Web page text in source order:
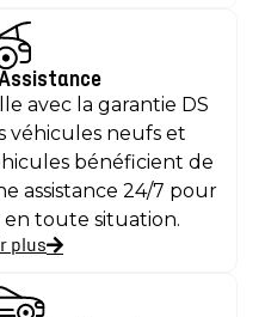
avec la garantie DS
véhicules neufs et
bénéficient de
assistance 24/7 pour
toute situation.
plus